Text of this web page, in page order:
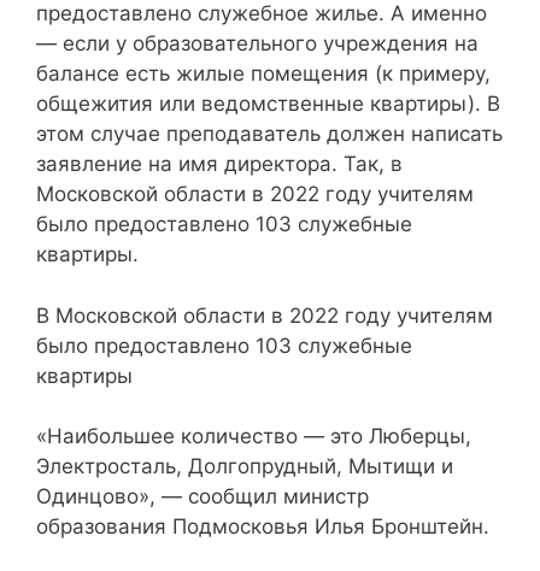
предоставлено служебное жилье. А именно
— если у образовательного учреждения на
балансе есть жилые помещения (к примеру,
общежития или ведомственные квартиры). В
этом случае преподаватель должен написать
заявление на имя директора. Так, в
Московской области в 2022 году учителям
было предоставлено 103 служебные
квартиры.
В Московской области в 2022 году учителям
было предоставлено 103 служебные
квартиры
«Наибольшее количество — это Люберцы,
Электросталь, Долгопрудный, Мытищи и
Одинцово», — сообщил министр
образования Подмосковья Илья Бронштейн.